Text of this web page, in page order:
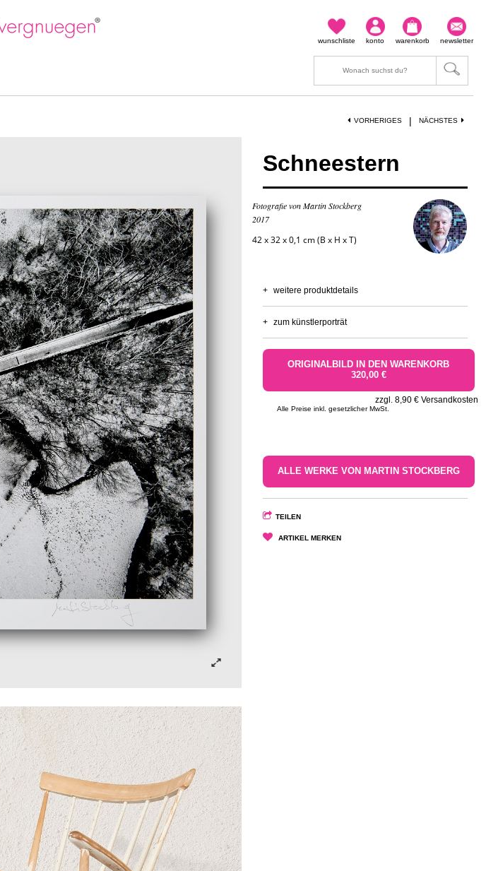
newsletter
warenkorb
konto
wunschliste
NÄCHSTES
|
VORHERIGES
Schneestern
Fotografie von Martin Stockberg
2017
42 x 32 x 0,1 cm (B x H x T)
+ weitere produktdetails
+ zum künstlerporträt
ORIGINALBILD IN DEN WARENKORB
320,00 €
zzgl. 8,90 € Versandkosten
Alle Preise inkl. gesetzlicher MwSt.
ALLE WERKE VON MARTIN STOCKBERG
TEILEN
ARTIKEL MERKEN